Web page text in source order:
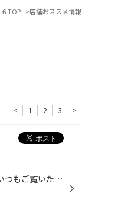
TOP 店舗おススメ情報
< 1 2 3 >
皆さまこんにちは、仙台市の長町エリアにありますタイヤ館286です！いつもご覧いただきありがとうございます！ 来月定休日のお知らせです！ 6月の定休日は、 7日(火)、14日(火)、21日(火)、22日(水)、28日(火) となります。 お間違え無いよう、よろしくお願い致します。